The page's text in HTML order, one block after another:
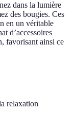
dans la lumière
des bougies. Ces
en un véritable
d’accessoires
favorisant ainsi ce
relaxation